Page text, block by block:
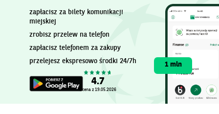
zapłacisz za bilety komunikacji
miejskiej
zrobisz przelew na telefon
zapłacisz telefonem za zakupy
przelejesz ekspresowo środki 24/7h
1 mln
4.7
Ocena z 19.05.2026